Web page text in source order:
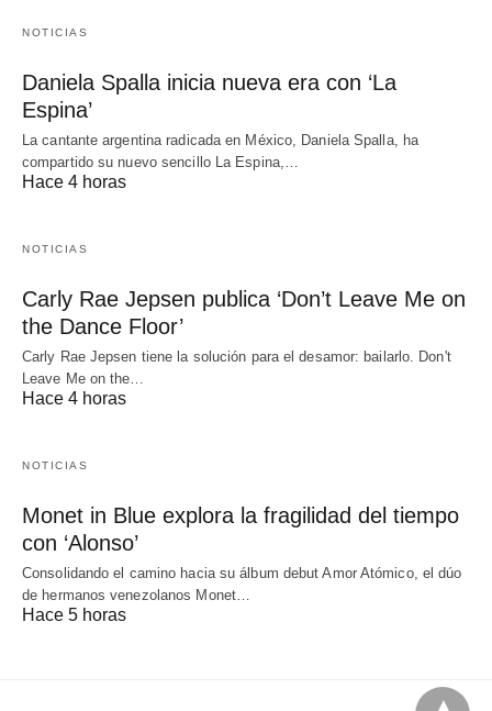
NOTICIAS
Daniela Spalla inicia nueva era con ‘La
Espina’
La cantante argentina radicada en México, Daniela Spalla, ha
compartido su nuevo sencillo La Espina,…
Hace 4 horas
NOTICIAS
Carly Rae Jepsen publica ‘Don’t Leave Me on
the Dance Floor’
Carly Rae Jepsen tiene la solución para el desamor: bailarlo. Don't
Leave Me on the…
Hace 4 horas
NOTICIAS
Monet in Blue explora la fragilidad del tiempo
con ‘Alonso’
Consolidando el camino hacia su álbum debut Amor Atómico, el dúo
de hermanos venezolanos Monet…
Hace 5 horas